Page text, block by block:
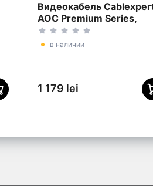
Видеокабель
AOC Premium Series,
DisplayPort (M) -
DisplayPort (M), 30м,
в наличии
1 179 lei